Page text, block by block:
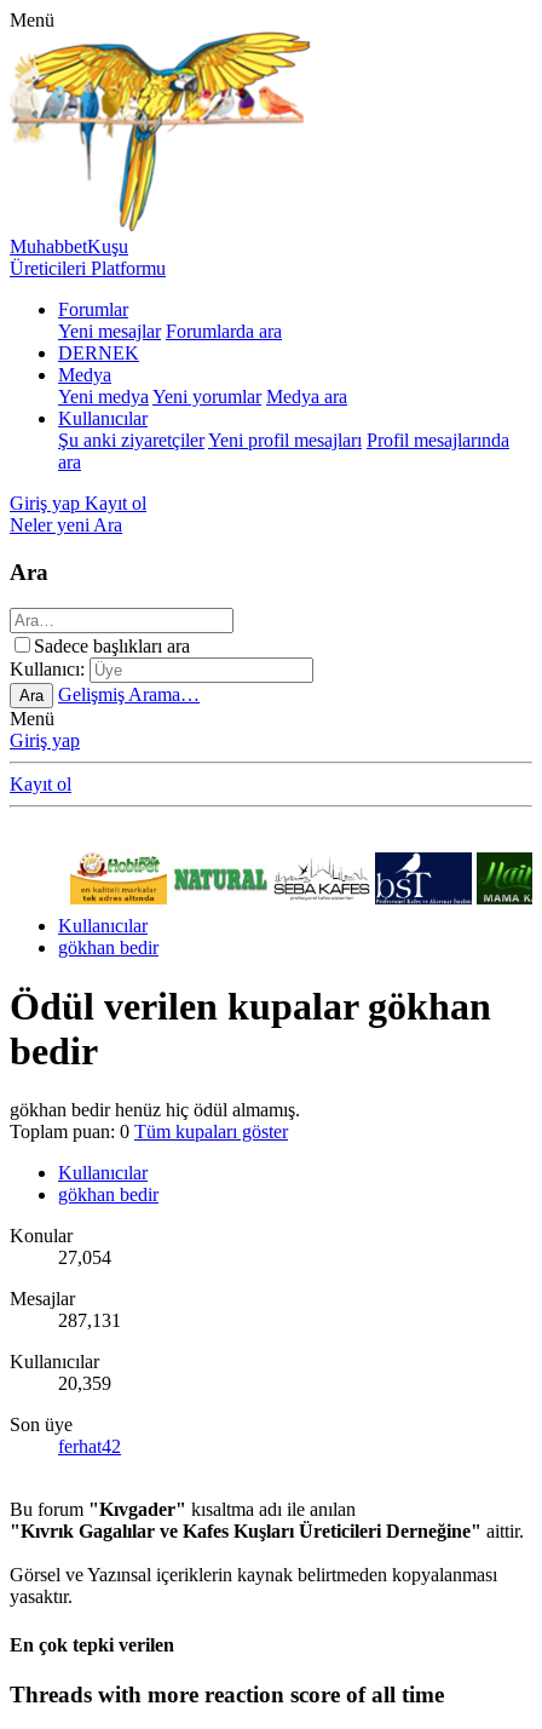
Menü
MuhabbetKuşu
Üreticileri Platformu
Forumlar
Yeni mesajlar Forumlarda ara
DERNEK
Medya
Yeni medya Yeni yorumlar Medya ara
Kullanıcılar
Şu anki ziyaretçilerYeni profil mesajları Profil mesajlarında
ara
Giriş yap Kayıt ol
Neler yeni Ara
Ara
Sadece başlıkları ara
Kullanıcı:
Ara
Gelişmiş Arama…
Menü
Giriş yap
Kayıt ol
Kullanıcılar
gökhan bedir
Ödül verilen kupalar gökhan
bedir
gökhan bedir henüz hiç ödül almamış.
Toplam puan: 0 Tüm kupaları göster
Kullanıcılar
gökhan bedir
Konular
27,054
Mesajlar
287,131
Kullanıcılar
20,359
Son üye
ferhat42
Bu forum "Kıvgader" kısaltma adı ile anılan
"Kıvrık Gagalılar ve Kafes Kuşları Üreticileri Derneğine" aittir.
Görsel ve Yazınsal içeriklerin kaynak belirtmeden kopyalanması
yasaktır.
En çok tepki verilen
Threads with more reaction score of all time